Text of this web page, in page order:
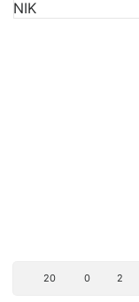
20 0 2